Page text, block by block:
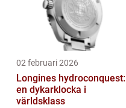
02 februari 2026
Longines hydroconquest:
en dykarklocka i
världsklass